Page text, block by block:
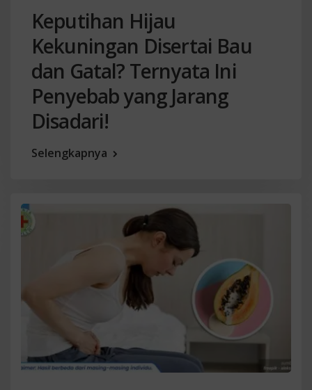
Keputihan Hijau
Kekuningan Disertai Bau
dan Gatal? Ternyata Ini
Penyebab yang Jarang
Disadari!
Selengkapnya